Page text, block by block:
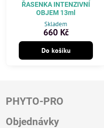
ŘASENKA INTENZIVNÍ
OBJEM 13ml
Skladem
660 Kč
Do košíku
PHYTO-PRO
Objednávky